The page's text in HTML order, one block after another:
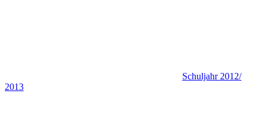
Schuljahr 2012/
2013